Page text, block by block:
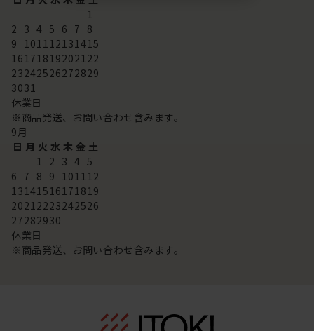
1
2 3 4 5 6 7 8
9 101112131415
16171819202122
23242526272829
3031
休業日
※商品発送、お問い合わせ含みます。
9月
日 月 火 水 木 金 土
1 2 3 4 5
6 7 8 9 101112
13141516171819
20212223242526
27282930
休業日
※商品発送、お問い合わせ含みます。